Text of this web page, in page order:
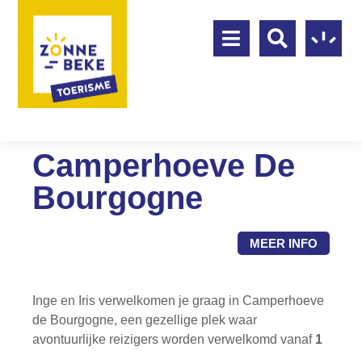
Camperhoeve De
Bourgogne
MEER INFO
Inge en Iris verwelkomen je graag in Camperhoeve
de Bourgogne, een gezellige plek waar
avontuurlijke reizigers worden verwelkomd vanaf 1